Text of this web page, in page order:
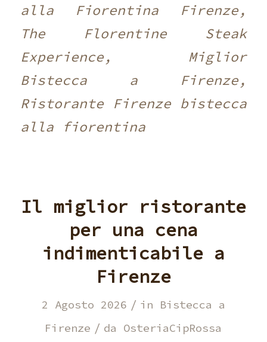
alla Fiorentina Firenze,
The Florentine Steak
Experience, Miglior
Bistecca a Firenze,
Ristorante Firenze bistecca
alla fiorentina
Il miglior ristorante
per una cena
indimenticabile a
Firenze
2 Agosto 2026 / in Bistecca a
Firenze / da OsteriaCipRossa